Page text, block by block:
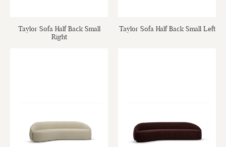
Taylor Sofa Half Back Small
Right
Taylor Sofa Half Back Small Left